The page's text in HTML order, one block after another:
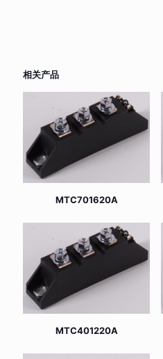
相关产品
MTC701620A
MTC401220A